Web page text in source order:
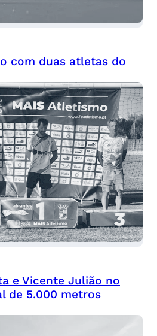
com duas atletas do
e Vicente Julião no
de 5.000 metros